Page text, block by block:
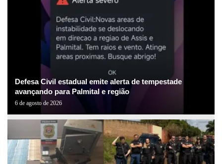
Defesa Civil estadual emite alerta de tempestade
avançando para Palmital e região
6 de agosto de 2026